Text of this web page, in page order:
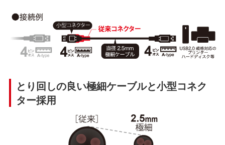
とり回しの良い極細ケーブルと小型コネク
ター採用